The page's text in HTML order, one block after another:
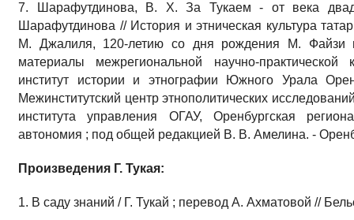
7. Шарафутдинова, В. Х. За Тукаем - от века
Шарафутдинова // История и этническая культура
М. Джалиля, 120-летию со дня рождения М. Файзи
материалы межрегиональной научно-практической
институт истории и этнографии Южного Урала
Межинститутский центр этнополитических
института управления ОГАУ, Оренбургская
автономия ; под общей редакцией В. В. Амелина. -
Произведения Г. Тукая:
1. В саду знаний / Г. Тукай ; перевод А. Ахматовой //